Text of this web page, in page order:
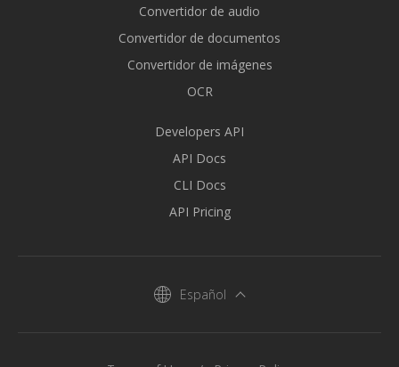
Convertidor de audio
Convertidor de documentos
Convertidor de imágenes
OCR
Developers API
API Docs
CLI Docs
API Pricing
Español